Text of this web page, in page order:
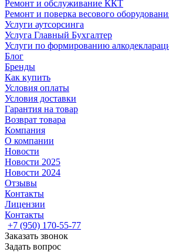
Ремонт и обслуживание ККТ
Ремонт и поверка весового
Услуги аутсорсинга
Услуга Главный Бухгалтер
Услуги по формированию
Блог
Бренды
Как купить
Условия оплаты
Условия доставки
Гарантия на товар
Возврат товара
Компания
О компании
Новости
Новости 2025
Новости 2024
Отзывы
Контакты
Лицензии
Контакты
+7 (950) 170-55-77
Заказать звонок
Задать вопрос